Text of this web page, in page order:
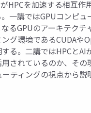
HPCを加速する相互作
一講ではGPUコンピュ
るGPUのアーキテクチ
グ環境であるCUDAや
る。二講ではHPCとAI
されているのか、その
ティングの視点から説